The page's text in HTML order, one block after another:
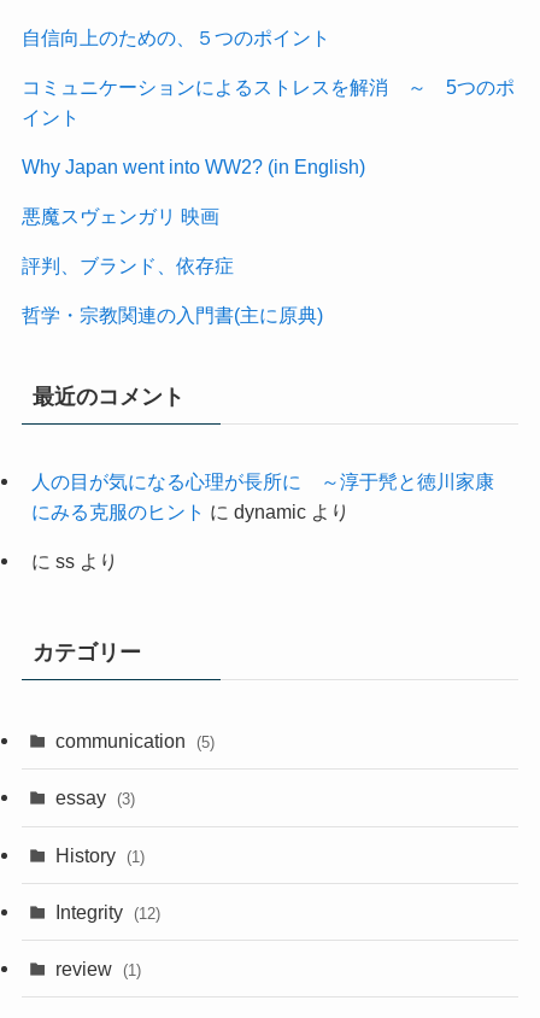
自信向上のための、５つのポイント
コミュニケーションによるストレスを解消 ～ 5つのポ
イント
Why Japan went into WW2? (in English)
悪魔スヴェンガリ 映画
評判、ブランド、依存症
哲学・宗教関連の入門書(主に原典)
最近のコメント
人の目が気になる心理が長所に ～淳于髠と徳川家康
にみる克服のヒント に dynamicより
に ssより
カテゴリー
communication (5)
essay (3)
History (1)
Integrity (12)
review (1)